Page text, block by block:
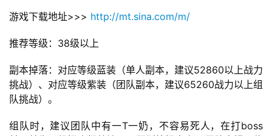
游戏下载地址>>> http://mt.sina.com/m/
推荐等级：38级以上
副本掉落：对应等级蓝装（单人副本，建议52860以上战力
挑战）、对应等级紫装（团队副本，建议65260战力以上组
队挑战）。
组队时，建议团队中有一T一奶，不容易死人，在打boss